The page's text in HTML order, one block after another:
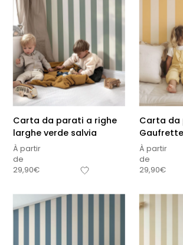
Carta da parati a righe
larghe verde salvia
À partir
de
29,90€
Carta da
À partir
de
29,90€